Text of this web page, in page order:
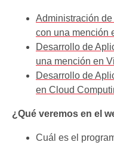
Administración
con una mención
Desarrollo de
una mención en
Desarrollo de
en Cloud
¿Qué veremos en el
Cuál es el